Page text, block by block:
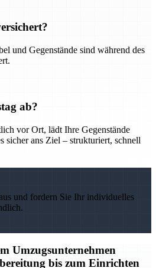
und Gegenstände sind während des
ab?
vor Ort, lädt Ihre Gegenstände
sicher ans Ziel – strukturiert, schnell
und fordern Sie Ihr individuelles
Umzugsunternehmen
bis zum Einrichten